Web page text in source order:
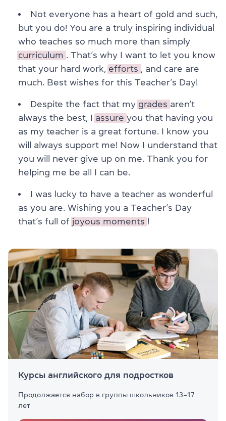
Not everyone has a heart of gold and such,
but you do! You are a truly inspiring individual
who teaches so much more than simply
curriculum . That’s why I want to let you know
that your hard work, efforts , and care are
much. Best wishes for this Teacher’s Day!
Despite the fact that my grades aren’t
always the best, I assure you that having you
as my teacher is a great fortune. I know you
will always support me! Now I understand that
you will never give up on me. Thank you for
helping me be all I can be.
I was lucky to have a teacher as wonderful
as you are. Wishing you a Teacher’s Day
that’s full of joyous moments !
Курсы английского для подростков
Продолжается набор в группы школьников 13–17
лет